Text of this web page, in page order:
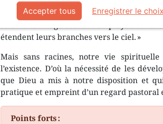
Dans ce livre, l’auteur nous propose
selon une image souvent employée dans
étendent leurs branches vers le ciel. »
Mais sans racines, notre vie
l’existence. D’où la nécessité de les
que Dieu a mis à notre disposition et
pratique et empreint d’un regard pastoral
Points forts :
Accepter tous Enregistrer le choix